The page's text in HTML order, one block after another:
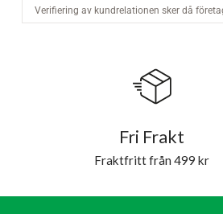
Fri Frakt
Fraktfritt från 499 kr